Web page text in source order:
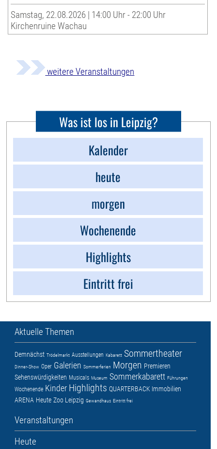
Samstag, 22.08.2026 | 14:00 Uhr - 22:00 Uhr
Kirchenruine Wachau
weitere Veranstaltungen
Was ist los in Leipzig?
Kalender
heute
morgen
Wochenende
Highlights
Eintritt frei
Aktuelle Themen
Demnächst Trödelmarkt Ausstellungen Kabarett Sommertheater
Dinner-Show Oper Galerien Sommerferien Morgen Premieren
Sehenswürdigkeiten Musicals Museum Sommerkabarett Führungen
Wochenende Kinder Highlights QUARTERBACK Immobilien
ARENA Heute Zoo Leipzig Gewandhaus Eintritt frei
Veranstaltungen
Heute